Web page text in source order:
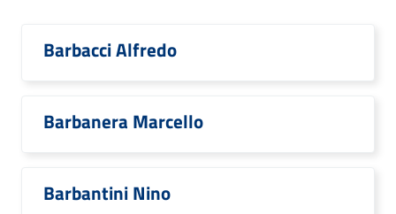
Barbacci Alfredo
Barbanera Marcello
Barbantini Nino